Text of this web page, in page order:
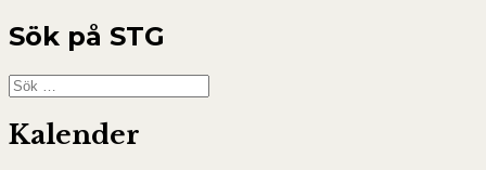
Sök på STG
Sök
efter:
Kalender